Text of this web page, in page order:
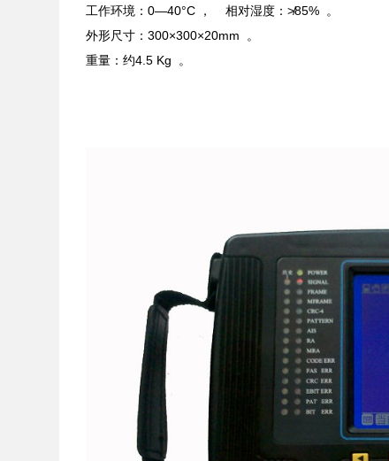
工作环境：0—40°C ， 相对湿度：≯85% 。
外形尺寸：300×300×20mm 。
重量：约4.5 Kg 。